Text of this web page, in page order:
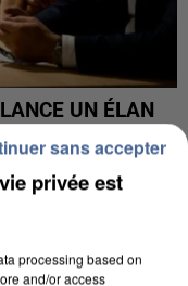
UN ÉLAN
privée est
processing based on
and/or access
sans accepter